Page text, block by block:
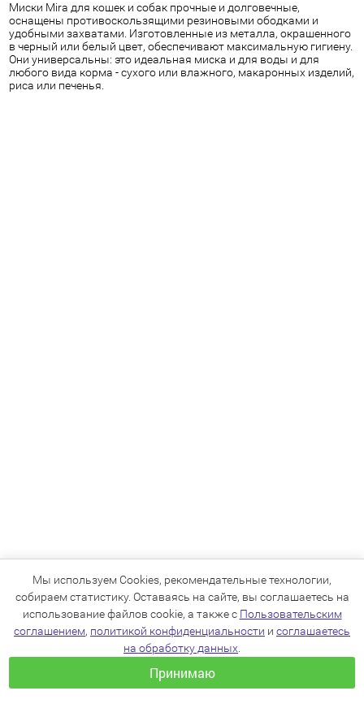
Миски Mira для кошек и собак прочные и долговечные,
оснащены противоскользящими резиновыми ободками и
удобными захватами. Изготовленные из металла, окрашенного
в черный или белый цвет, обеспечивают максимальную гигиену.
Они универсальны: это идеальная миска и для воды и для
любого вида корма - сухого или влажного, макаронных изделий,
риса или печенья.
Мы используем Cookies, рекомендательные технологии,
собираем статистику. Оставаясь на сайте, вы соглашаетесь на
использование файлов cookie, а также с Пользовательским
соглашением, политикой конфиденциальности и соглашаетесь
на обработку данных
Принимаю